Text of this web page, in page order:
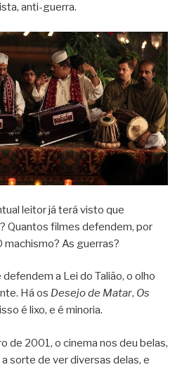
anti-guerra.
leitor já terá visto que
Quantos filmes defendem, por
machismo? As guerras?
defendem a Lei do Talião, o olho
Há os Desejo de Matar, Os
é lixo, e é minoria.
de 2001, o cinema nos deu belas,
sorte de ver diversas delas, e